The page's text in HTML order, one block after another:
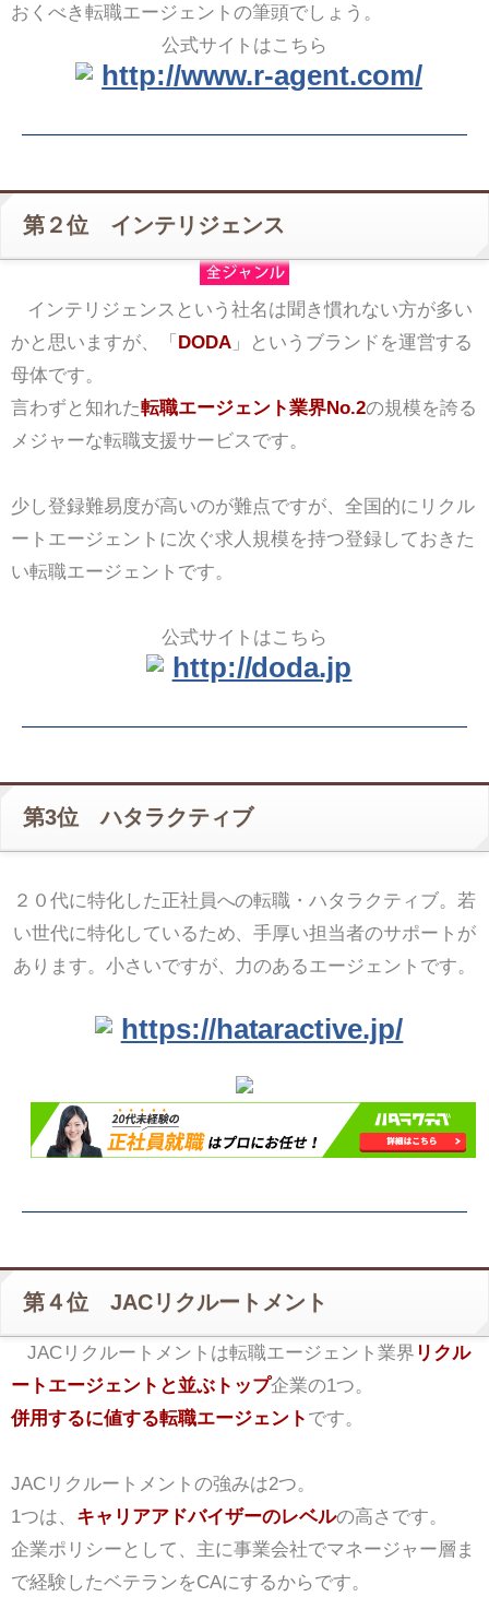
おくべき転職エージェントの筆頭でしょう。
公式サイトはこちら
http://www.r-agent.com/
第２位 インテリジェンス
インテリジェンスという社名は聞き慣れない方が多い
かと思いますが、「 DODA」というブランドを運営する
母体です。
言わずと知れた転職エージェント業界No.2の規模を誇る
メジャーな転職支援サービスです。
少し登録難易度が高いのが難点ですが、全国的にリクル
ートエージェントに次ぐ求人規模を持つ登録しておきた
い転職エージェントです。
公式サイトはこちら
http://doda.jp
第3位 ハタラクティブ
２０代に特化した正社員への転職・ハタラクティブ。若
い世代に特化しているため、手厚い担当者のサポートが
あります。小さいですが、力のあるエージェントです。
https://hataractive.jp/
第４位 JACリクルートメント
JACリクルートメントは転職エージェント業界 リクル
ートエージェントと並ぶトップ企業の1つ。
併用するに値する転職エージェント です。
JACリクルートメントの強みは2つ。
1つは、 キャリアアドバイザーのレベルの高さです。
企業ポリシーとして、主に事業会社でマネージャー層ま
で経験したベテランをCAにするからです。